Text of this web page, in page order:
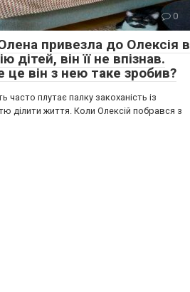
0
привезла до Олексія в
дітей, він її не впізнав.
він з нею таке зробив?
часто плутає палку закоханість із
ділити життя. Коли Олексій побрався з